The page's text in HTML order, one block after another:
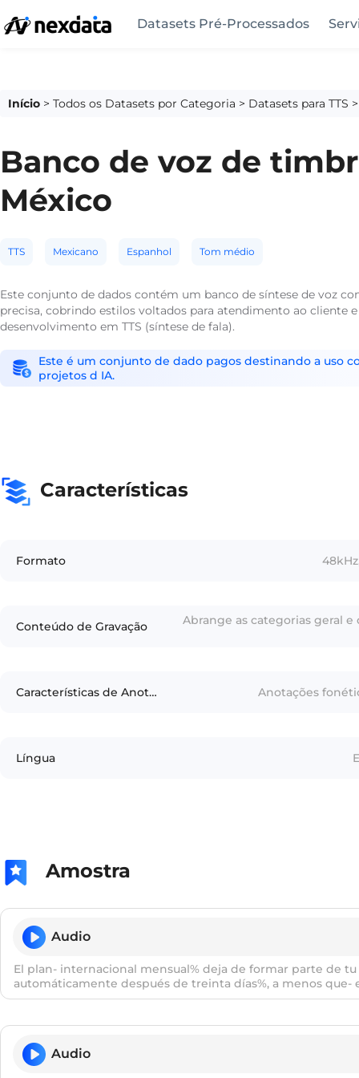
Datasets Pré-Processados
Início > Todos os Datasets por Categoria > Datasets para TTS
Banco de voz de
México
TTS Mexicano Espanhol Tom médio
Este conjunto de dados contém um banco de síntese de voz
precisa, cobrindo estilos voltados para atendimento ao cliente
desenvolvimento em TTS (síntese de fala).
Este é um conjunto de dado pagos destinando a uso
projetos d IA.
Características
Formato
Conteúdo de Gravação Abrange as categorias geral
Características de Anotação Anotações
Língua
Amostra
Audio
El plan- internacional mensual% deja de formar parte de
automáticamente después de treinta días%, a menos que-
recurrente%.e0 l / p l a0 n / i0 n . t e0 r . n a0 . s j0 o0 . n a1 l
o0 . m a1 . t i0 . k a0 . m e0 n . t e0 / d e0 s . p w0 e1 s / d e0 /
a0 s / a0 / m e1 . n o0 s / k e0 / e0 . l i1 . x a0 s / e0 l / p l a0 n
e0
Audio